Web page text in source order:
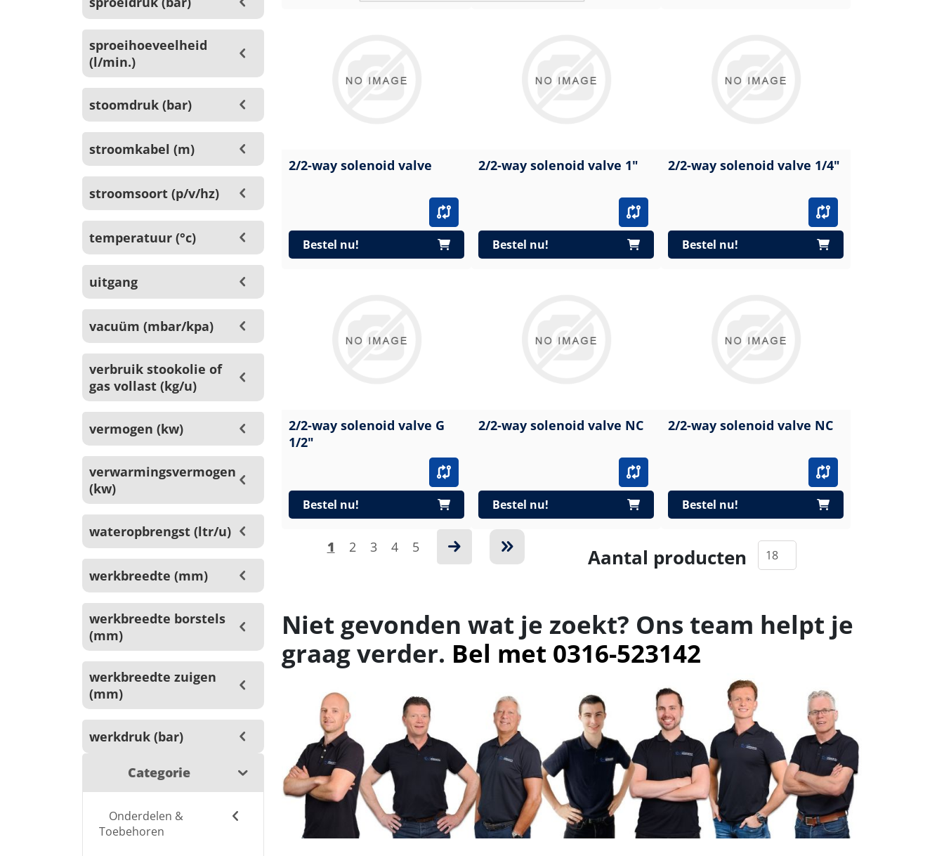
sproeihoeveelheid
(l/min.)
stoomdruk (bar)
stroomkabel (m)
stroomsoort (p/v/hz)
temperatuur (°c)
uitgang
vacuüm (mbar/kpa)
verbruik stookolie of
gas vollast (kg/u)
vermogen (kw)
verwarmingsvermogen
(kw)
wateropbrengst (ltr/u)
werkbreedte (mm)
werkbreedte borstels
(mm)
werkbreedte zuigen
(mm)
werkdruk (bar)
Categorie
Onderdelen &
Toebehoren
2/2-way solenoid valve
Bestel nu!
2/2-way solenoid valve 1"
Bestel nu!
2/2-way solenoid valve 1/4"
Bestel nu!
2/2-way solenoid valve G
1/2"
Bestel nu!
2/2-way solenoid valve NC
Bestel nu!
2/2-way solenoid valve NC
Bestel nu!
1 2 3 4 5 Aantal producten
Niet gevonden wat je zoekt? Ons team helpt je
graag verder. Bel met 0316-523142